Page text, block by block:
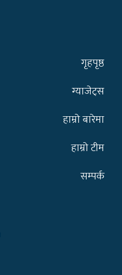
गृहपृष्ठ
ग्याजेट्स
हाम्रो बारेमा
हाम्रो टीम
सम्पर्क